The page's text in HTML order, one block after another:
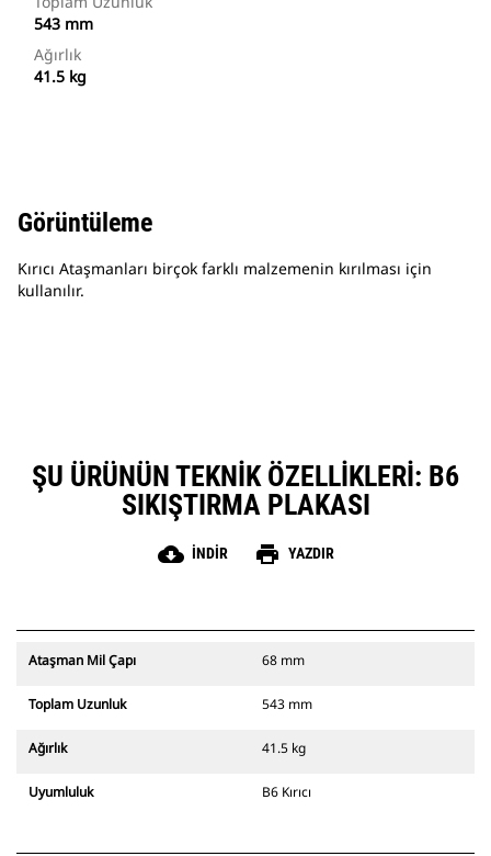
543 mm
Ağırlık
41.5 kg
Görüntüleme
Kırıcı Ataşmanları birçok farklı malzemenin kırılması için
kullanılır.
ŞU ÜRÜNÜN TEKNIK ÖZELLIKLERI: B6
SIKIŞTIRMA PLAKASI
cloud_download İNDIR print YAZDIR
Ataşman Mil Çapı 68 mm
Toplam Uzunluk 543 mm
Ağırlık 41.5 kg
Uyumluluk B6 Kırıcı